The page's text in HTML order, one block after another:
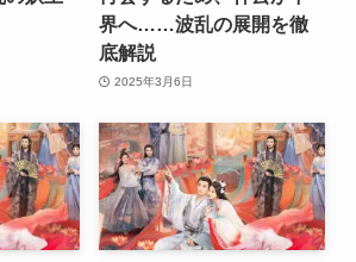
界へ……波乱の展開を徹
底解説
2025年3月6日